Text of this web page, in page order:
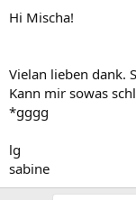
Hi Mischa!
Vielan lieben dank.
Kann mir sowas
*gggg
lg
sabine